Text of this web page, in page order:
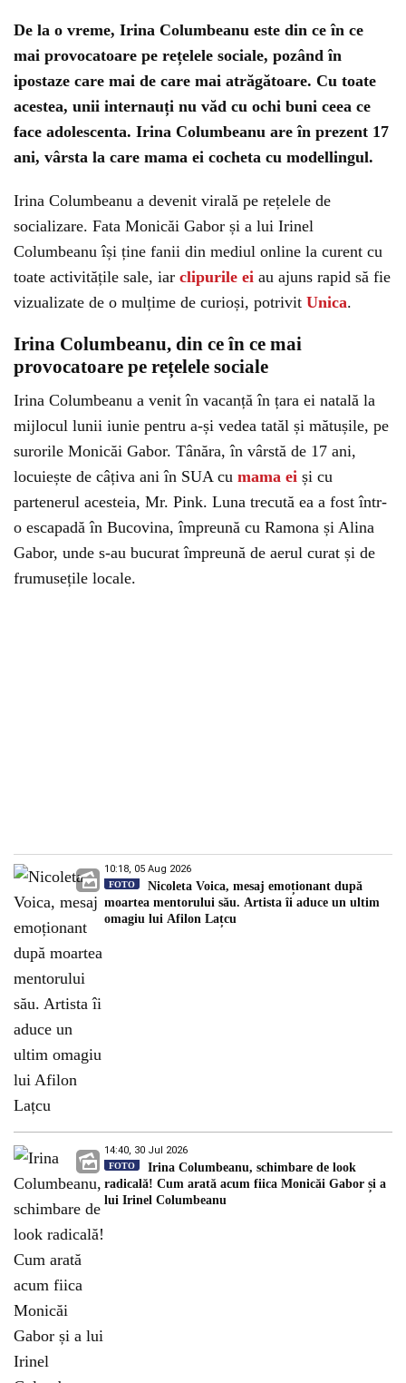
De la o vreme, Irina Columbeanu este din ce în ce
mai provocatoare pe rețelele sociale, pozând în
ipostaze care mai de care mai atrăgătoare. Cu toate
acestea, unii internauți nu văd cu ochi buni ceea ce
face adolescenta. Irina Columbeanu are în prezent 17
ani, vârsta la care mama ei cocheta cu modellingul.
Irina Columbeanu a devenit virală pe rețelele de
socializare. Fata Monicăi Gabor și a lui Irinel
Columbeanu își ține fanii din mediul online la curent cu
toate activitățile sale, iar clipurile ei au ajuns rapid să fie
vizualizate de o mulțime de curioși, potrivit Unica.
Irina Columbeanu, din ce în ce mai
provocatoare pe rețelele sociale
Irina Columbeanu a venit în vacanță în țara ei natală la
mijlocul lunii iunie pentru a-și vedea tatăl și mătușile, pe
surorile Monicăi Gabor. Tânăra, în vârstă de 17 ani,
locuiește de câțiva ani în SUA cu mama ei și cu
partenerul acesteia, Mr. Pink. Luna trecută ea a fost într-
o escapadă în Bucovina, împreună cu Ramona și Alina
Gabor, unde s-au bucurat împreună de aerul curat și de
frumusețile locale.
10:18, 05 Aug 2026
FOTO
Nicoleta Voica, mesaj emoționant după
moartea mentorului său. Artista îi aduce un ultim
omagiu lui Afilon Lațcu
14:40, 30 Jul 2026
FOTO
Irina Columbeanu, schimbare de look
radicală! Cum arată acum fiica Monicăi Gabor și a
lui Irinel Columbeanu